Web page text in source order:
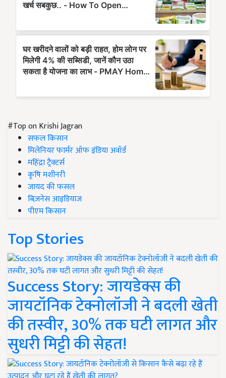
#Top on Krishi Jagran
सफल किसान
मिलेनियर फार्मर ऑफ इंडिया अवॉर्ड
महिंद्रा ट्रैक्टर्स
कृषि मशीनरी
जायद की फसल
बिज़नेस आइडियाज
पीएम किसान
Top Stories
Success Story: जायडेक्स की
जायटॉनिक टेक्नोलॉजी ने बदली खेती
की तस्वीर, 30% तक घटी लागत और
सुधरी मिट्टी की सेहत!